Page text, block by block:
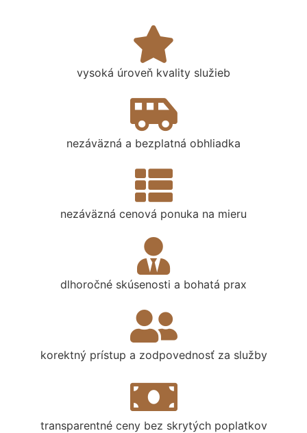
vysoká úroveň kvality služieb
nezáväzná a bezplatná obhliadka
nezáväzná cenová ponuka na mieru
dlhoročné skúsenosti a bohatá prax
korektný prístup a zodpovednosť za služby
transparentné ceny bez skrytých poplatkov